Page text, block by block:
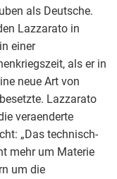
als Deutsche.
Lazzarato in
einer
als er in
neue Art von
Lazzarato
veraenderte
„Das technisch-
mehr um Materie
um die